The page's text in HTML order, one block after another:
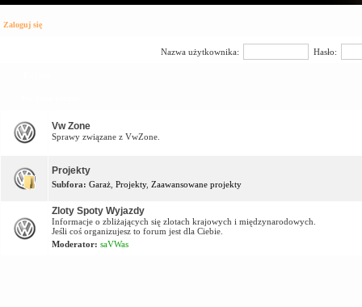
Zaloguj się
Nazwa użytkownika: Hasło:
Vw Zone
Sprawy związane z VwZone.
Projekty
Subfora: Garaż Projekty, Zaawansowane projekty
Zloty Spoty Wyjazdy
Informacje o zbliżających się zlotach krajowych i międzynarodowych.
Jeśli coś organizujesz to forum jest dla Ciebie.
Moderator: saVWas